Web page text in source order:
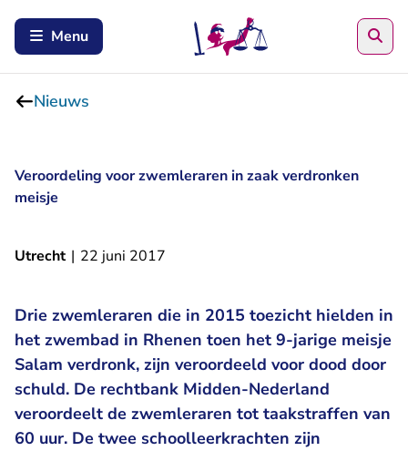
Menu
Nieuws
Veroordeling voor zwemleraren in zaak verdronken
meisje
Utrecht | 22 juni 2017
Drie zwemleraren die in 2015 toezicht hielden in
het zwembad in Rhenen toen het 9-jarige meisje
Salam verdronk, zijn veroordeeld voor dood door
schuld. De rechtbank Midden-Nederland
veroordeelt de zwemleraren tot taakstraffen van
60 uur. De twee schoolleerkrachten zijn